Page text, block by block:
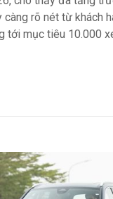
rõ nét từ khách
tới mục tiêu 10.000